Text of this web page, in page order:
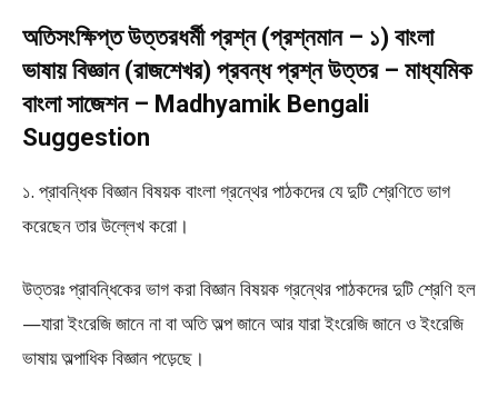
অতিসংক্ষিপ্ত উত্তরধর্মী প্রশ্ন (প্রশ্নমান – ১) বাংলা
ভাষায় বিজ্ঞান (রাজশেখর) প্রবন্ধ প্রশ্ন উত্তর – মাধ্যমিক
বাংলা সাজেশন – Madhyamik Bengali
Suggestion
১. প্রাবন্ধিক বিজ্ঞান বিষয়ক বাংলা গ্রন্থের পাঠকদের যে দুটি শ্রেণিতে ভাগ
করেছেন তার উল্লেখ করো।
উত্তরঃ প্রাবন্ধিকের ভাগ করা বিজ্ঞান বিষয়ক গ্রন্থের পাঠকদের দুটি শ্রেণি হল
—যারা ইংরেজি জানে না বা অতি অল্প জানে আর যারা ইংরেজি জানে ও ইংরেজি
ভাষায় অল্পাধিক বিজ্ঞান পড়েছে।